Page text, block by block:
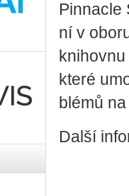
Pin­nacle
ní v
které
blé­mů
Další